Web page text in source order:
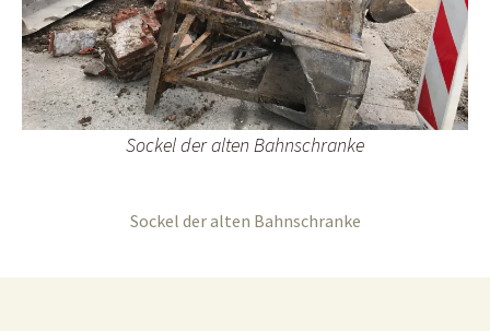
undSockel der alten Bahnschranke
Sockel der alten Bahnschranke